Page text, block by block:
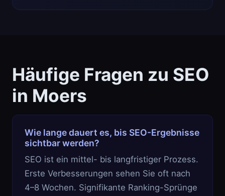
Häufige Fragen zu SEO
in Moers
Wie lange dauert es, bis SEO-Ergebnisse
sichtbar werden?
SEO ist ein mittel- bis langfristiger Prozess.
Erste Verbesserungen sehen Sie oft nach
4–8 Wochen. Signifikante Ranking-Sprünge